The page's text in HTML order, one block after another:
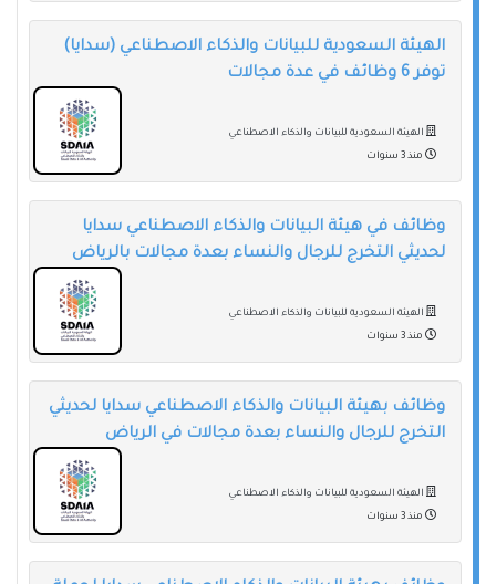
الهيئة السعودية للبيانات والذكاء الاصطناعي (سدايا)
توفر 6 وظائف في عدة مجالات
الهيئة السعودية للبيانات والذكاء الاصطناعي
منذ 3 سنوات
وظائف في هيئة البيانات والذكاء الاصطناعي سدايا
لحديثي التخرج للرجال والنساء بعدة مجالات بالرياض
الهيئة السعودية للبيانات والذكاء الاصطناعي
منذ 3 سنوات
وظائف بهيئة البيانات والذكاء الاصطناعي سدايا لحديثي
التخرج للرجال والنساء بعدة مجالات في الرياض
الهيئة السعودية للبيانات والذكاء الاصطناعي
منذ 3 سنوات